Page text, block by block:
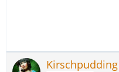
Kirschpudding